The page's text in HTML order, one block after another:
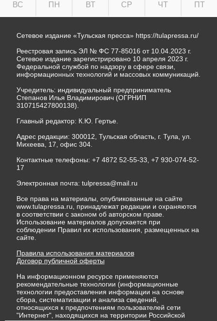
ВС ПН ВТ СР ЧТ ПТ
Сетевое издание «Тульская пресса» https://tulapressa.ru/
Реестровая запись ЭЛ № ФС 77-85016 от 10.04.2023 г.
Сетевое издание зарегистрировано 10 апреля 2023 г.
Федеральной службой по надзору в сфере связи,
информационных технологий и массовых коммуникаций.
Учредитель: индивидуальный предприниматель
Степанов Илья Владимирович (ОГРНИП
310715427800138).
Главный редактор: К.Ю. Гертье.
Адрес редакции: 300012, Тульская область, г. Тула, ул.
Михеева, 17, офис 304.
Контактные телефоны: +7 4872 52-55-33, +7 930-074-52-
17
Электронная почта: tulpressa@mail.ru
Все права на материалы, опубликованные на сайте
www.tulapressa.ru, принадлежат редакции и охраняются
в соответствии с законом об авторском праве.
Использование материалов допускается при
соблюдении Правил их использования, размещенных на
сайте.
Правила использования материалов
Договор публичной оферты
На информационном ресурсе применяются
рекомендательные технологии (информационные
технологии предоставления информации на основе
сбора, систематизации и анализа сведений,
относящихся к предпочтениям пользователей сети
"Интернет", находящихся на территории Российской